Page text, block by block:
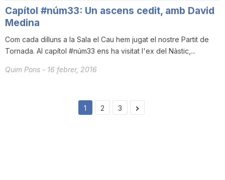
Capítol #núm33: Un ascens cedit, amb David
Medina
Com cada dilluns a la Sala el Cau hem jugat el nostre Partit de
Tornada. Al capítol #núm33 ens ha visitat l'ex del Nàstic,...
Quim Pons - 16 febrer, 2016
1 2 3